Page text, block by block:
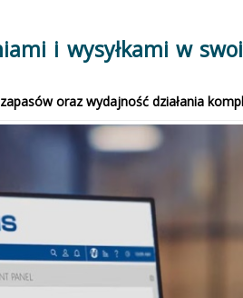
i wysyłkami w
oraz wydajność działania